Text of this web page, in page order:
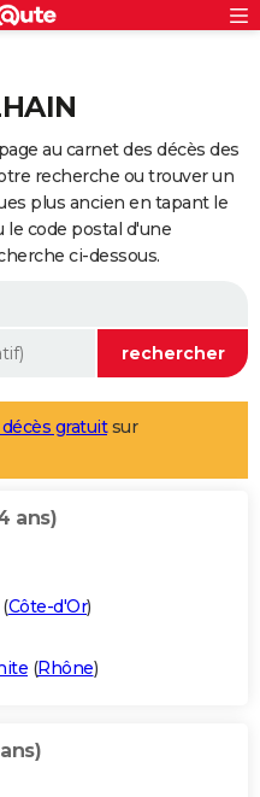
au carnet des décès des
recherche ou trouver un
plus ancien en tapant le
code postal d'une
ci-dessous.
gratuitsur
ans)
(Côte-d'Or)
(Rhône)